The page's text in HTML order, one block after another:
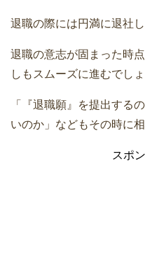
退職の際には円満に退社し
退職の意志が固まった時
しもスムーズに進むでしょ
「『退職願』を提出する
いのか」などもその時に
スポ